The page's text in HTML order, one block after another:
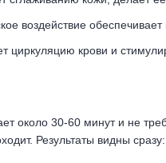
воздействие
циркуляцию крови и
около 30-60 минут и не
Результаты видны